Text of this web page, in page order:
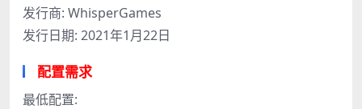
发行商: WhisperGames
发行日期: 2021年1月22日
配置需求
最低配置: